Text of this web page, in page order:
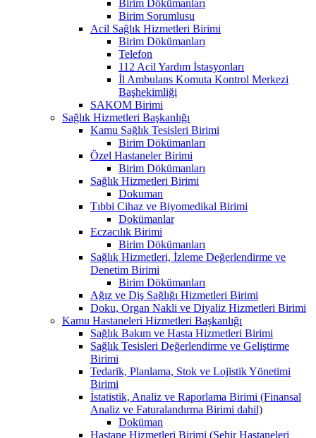
Birim Dökümanları
Birim Sorumlusu
Acil Sağlık Hizmetleri Birimi
Birim Dökümanları
Telefon
112 Acil Yardım İstasyonları
İl Ambulans Komuta Kontrol Merkezi
Başhekimliği
SAKOM Birimi
Sağlık Hizmetleri Başkanlığı
Kamu Sağlık Tesisleri Birimi
Birim Dökümanları
Özel Hastaneler Birimi
Birim Dökümanları
Sağlık Hizmetleri Birimi
Dokuman
Tıbbi Cihaz ve Biyomedikal Birimi
Dokümanlar
Eczacılık Birimi
Birim Dökümanları
Sağlık Hizmetleri, İzleme Değerlendirme ve
Denetim Birimi
Birim Dökümanları
Ağız ve Diş Sağlığı Hizmetleri Birimi
Doku, Organ Nakli ve Diyaliz Hizmetleri Birimi
Kamu Hastaneleri Hizmetleri Başkanlığı
Sağlık Bakım ve Hasta Hizmetleri Birimi
Sağlık Tesisleri Değerlendirme ve Geliştirme
Birimi
Tedarik, Planlama, Stok ve Lojistik Yönetimi
Birimi
İstatistik, Analiz ve Raporlama Birimi (Finansal
Analiz ve Faturalandırma Birimi dahil)
Doküman
Hastane Hizmetleri Birimi (Şehir Hastaneleri